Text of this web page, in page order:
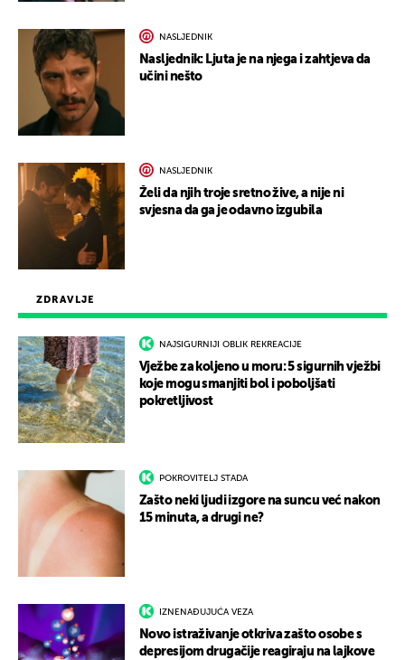
ZDRAVLJE
NAJSIGURNIJI OBLIK REKREACIJE
Vježbe za koljeno u moru: 5 sigurnih vježbi
koje mogu smanjiti bol i poboljšati
pokretljivost
POKROVITELJ STADA
Zašto neki ljudi izgore na suncu već nakon
15 minuta, a drugi ne?
IZNENAĐUJUĆA VEZA
Novo istraživanje otkriva zašto osobe s
depresijom drugačije reagiraju na lajkove
NASLJEDNIK
Nasljednik: Ljuta je na njega i zahtjeva da
učini nešto
NASLJEDNIK
Želi da njih troje sretno žive, a nije ni
svjesna da ga je odavno izgubila